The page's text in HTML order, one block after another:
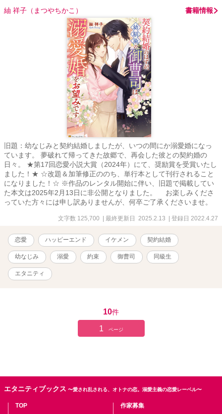
紬 祥子（まつやちかこ） 書籍情報
旧題：幼なじみと契約結婚しましたが、いつの間にか溺愛婚になっ
ています。 夢破れて帰ってきた故郷で、再会した彼との契約婚の
日々。 ★第17回恋愛小説大賞（2024年）にて、奨励賞を受賞いたし
ました！★ ☆改題＆加筆修正ののち、単行本として刊行されること
になりました！☆ ※作品のレンタル開始に伴い、旧題で掲載してい
た本文は2025年2月13日に非公開となりました。 お楽しみくださ
っていた方々には申し訳ありませんが、何卒ご了承くださいませ。
文字数 125,700 | 最終更新日 2025.2.13 | 登録日 2022.4.27
恋愛 ハッピーエンド イケメン 契約結婚
幼なじみ 溺愛 約束 御曹司 同級生
エタニティ
10件
1 ページ
エタニティブックス 〜愛され乱される、オトナの恋。溺愛主義の恋愛レーベル〜
TOP 作家募集